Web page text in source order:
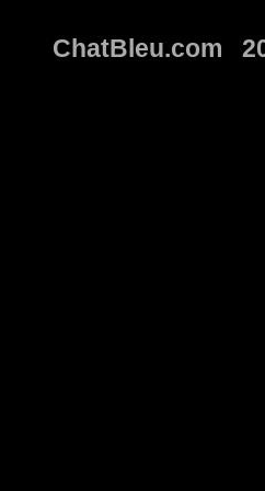
ChatBleu.com